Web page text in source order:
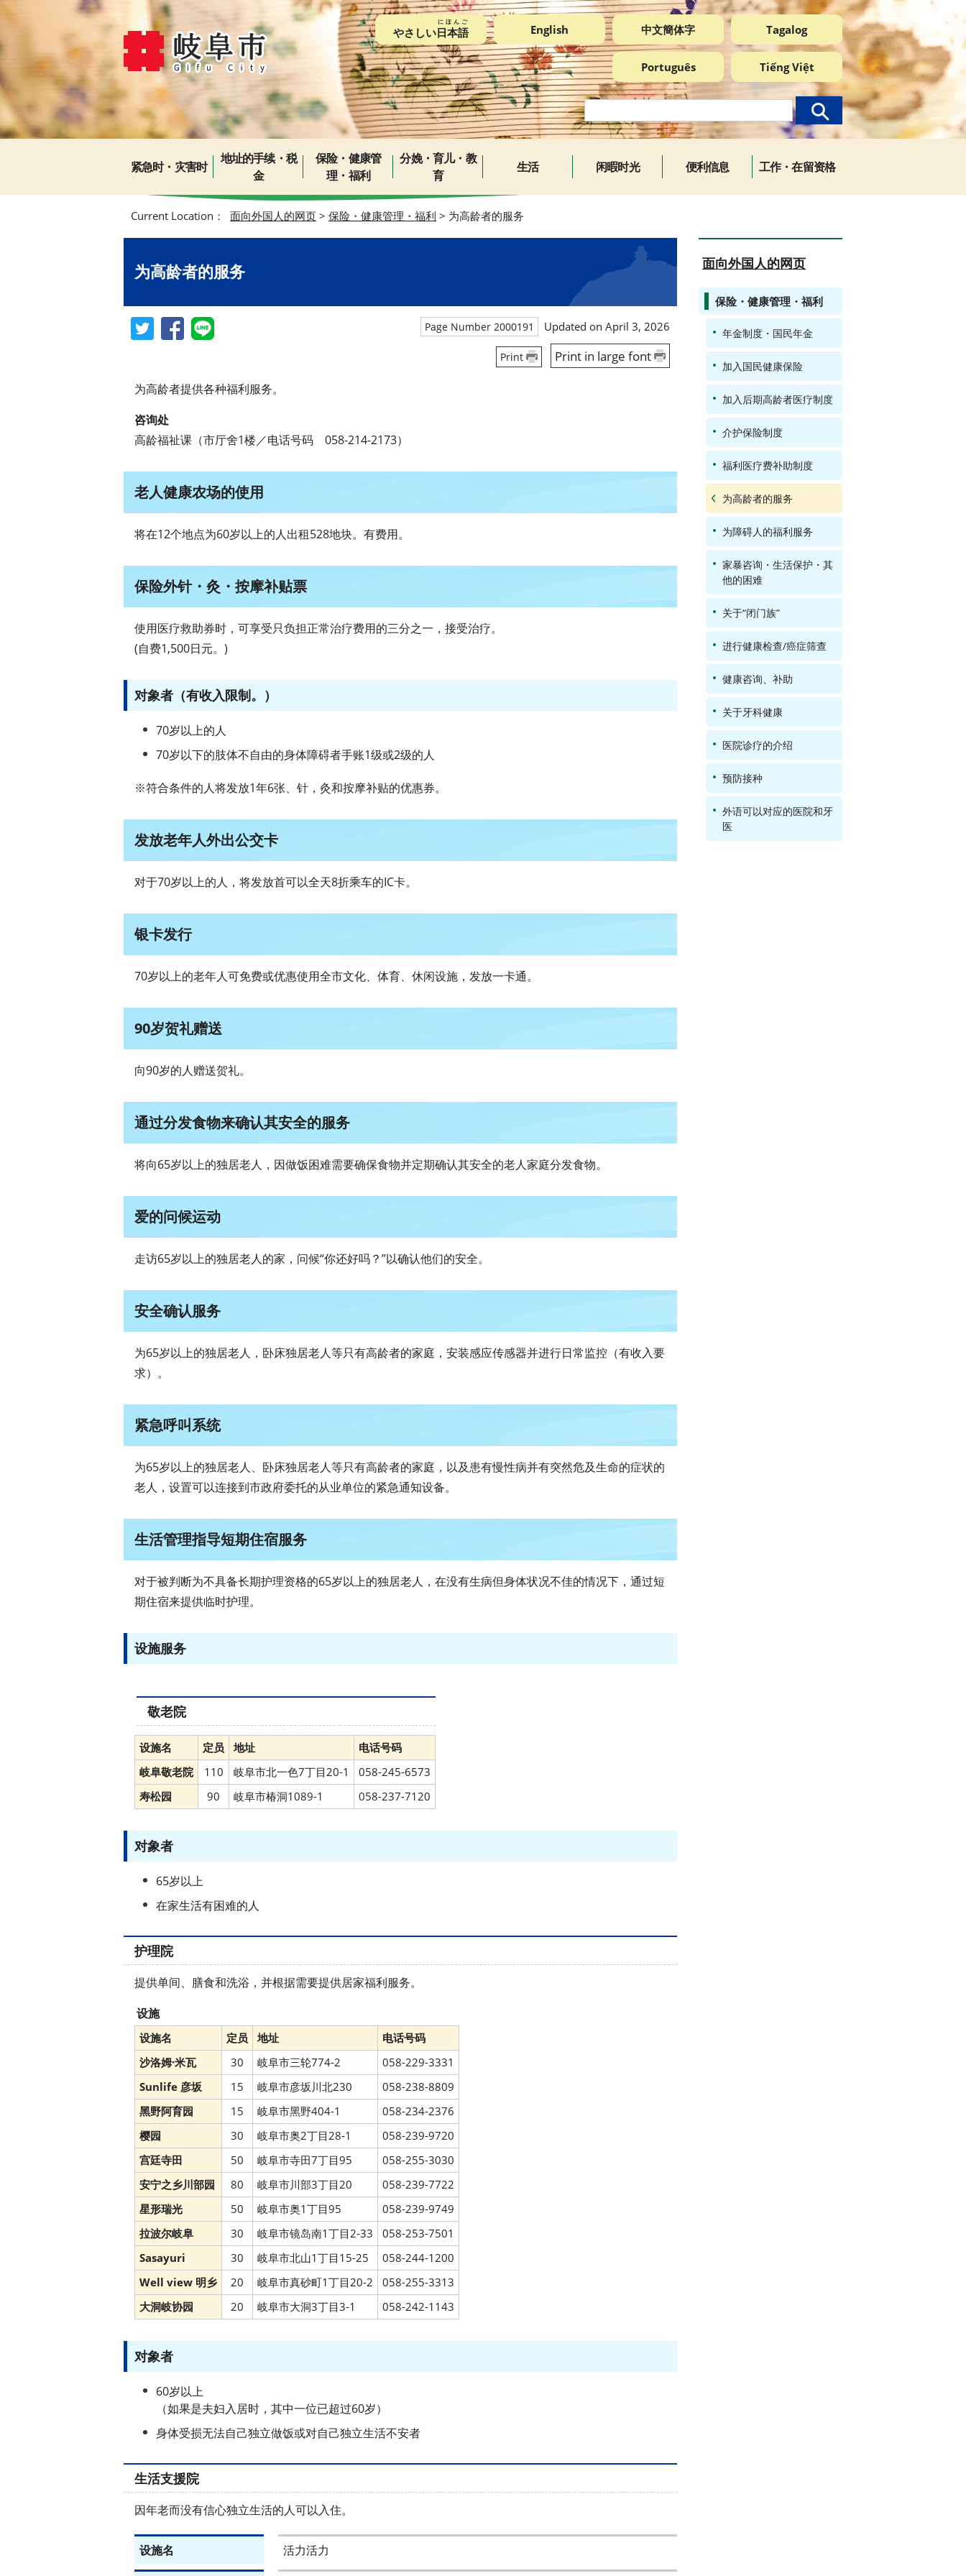
やさしい日本語
にほんご
English 中文簡体字 Tagalog
Português Tiếng Việt
紧急时・灾害时
地址的手续・税
金
保险・健康管
理・福利
分娩・育儿・教
育
生活 闲暇时光 便利信息 工作・在留资格
Current Location： 面向外国人的网页 > 保险・健康管理・福利 > 为高龄者的服务
为高龄者的服务
Page Number 2000191 Updated on April 3, 2026
Print Print in large font
为高龄者提供各种福利服务。
咨询处
高龄福祉课（市厅舍1楼／电话号码 058-214-2173）
老人健康农场的使用
将在12个地点为60岁以上的人出租528地块。有费用。
保险外针・灸・按摩补贴票
使用医疗救助券时，可享受只负担正常治疗费用的三分之一，接受治疗。
(自费1,500日元。)
对象者（有收入限制。）
70岁以上的人
70岁以下的肢体不自由的身体障碍者手账1级或2级的人
※符合条件的人将发放1年6张、针，灸和按摩补贴的优惠券。
发放老年人外出公交卡
对于70岁以上的人，将发放首可以全天8折乘车的IC卡。
银卡发行
70岁以上的老年人可免费或优惠使用全市文化、体育、休闲设施，发放一卡通。
90岁贺礼赠送
向90岁的人赠送贺礼。
通过分发食物来确认其安全的服务
将向65岁以上的独居老人，因做饭困难需要确保食物并定期确认其安全的老人家庭分发食物。
爱的问候运动
走访65岁以上的独居老人的家，问候“你还好吗？”以确认他们的安全。
安全确认服务
为65岁以上的独居老人，卧床独居老人等只有高龄者的家庭，安装感应传感器并进行日常监控（有收入要
求）。
紧急呼叫系统
为65岁以上的独居老人、卧床独居老人等只有高龄者的家庭，以及患有慢性病并有突然危及生命的症状的
老人，设置可以连接到市政府委托的从业单位的紧急通知设备。
生活管理指导短期住宿服务
对于被判断为不具备长期护理资格的65岁以上的独居老人，在没有生病但身体状况不佳的情况下，通过短
期住宿来提供临时护理。
设施服务
敬老院
设施名 定员 地址
电话号码
岐阜敬老院
110 岐阜市北一色7丁目20-1
058-245-6573
寿松园
90 岐阜市椿洞1089-1 058-237-7120
对象者
65岁以上
在家生活有困难的人
护理院
提供单间、膳食和洗浴，并根据需要提供居家福利服务。
设施
设施名 定员 地址
电话号码
沙洛姆·米瓦
30 岐阜市三轮774-2
058-229-3331
Sunlife 彦坂
15 岐阜市彦坂川北230
058-238-8809
黑野阿育园
15 岐阜市黑野404-1
058-234-2376
樱园
30 岐阜市奥2丁目28-1
058-239-9720
宫廷寺田
50 岐阜市寺田7丁目95
058-255-3030
安宁之乡川部园
80 岐阜市川部3丁目20
058-239-7722
星形瑞光
50 岐阜市奥1丁目95
058-239-9749
拉波尔岐阜
30 岐阜市镜岛南1丁目2‐33
058-253-7501
Sasayuri
30 岐阜市北山1丁目15-25
058-244-1200
Well view 明乡
20 岐阜市真砂町1丁目20-2
058-255-3313
大洞岐协园
20 岐阜市大洞3丁目3-1 058-242-1143
对象者
60岁以上
（如果是夫妇入居时，其中一位已超过60岁）
身体受损无法自己独立做饭或对自己独立生活不安者
生活支援院
因年老而没有信心独立生活的人可以入住。
设施名 活力活力
面向外国人的网页
保险・健康管理・福利
年金制度・国民年金
加入国民健康保险
加入后期高龄者医疗制度
介护保险制度
福利医疗费补助制度
为高龄者的服务
为障碍人的福利服务
家暴咨询・生活保护・其
他的困难
关于“闭门族”
进行健康检查/癌症筛查
健康咨询、补助
关于牙科健康
医院诊疗的介绍
预防接种
外语可以对应的医院和牙
医